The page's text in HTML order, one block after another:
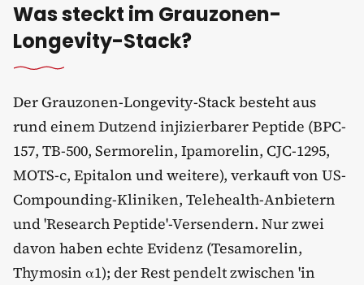
Was steckt im Grauzonen-
Longevity-Stack?
Der Grauzonen-Longevity-Stack besteht aus
rund einem Dutzend injizierbarer Peptide (BPC-
157, TB-500, Sermorelin, Ipamorelin, CJC-1295,
MOTS-c, Epitalon und weitere), verkauft von US-
Compounding-Kliniken, Telehealth-Anbietern
und 'Research Peptide'-Versendern. Nur zwei
davon haben echte Evidenz (Tesamorelin,
Thymosin α1); der Rest pendelt zwischen 'in